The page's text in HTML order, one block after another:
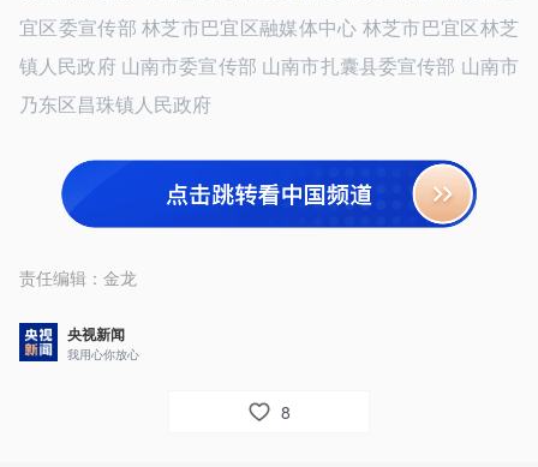
宜区委宣传部 林芝市巴宜区融媒体中心 林芝市巴宜区林芝
镇人民政府 山南市委宣传部 山南市扎囊县委宣传部 山南市
乃东区昌珠镇人民政府
责任编辑： 金龙
央视新闻
我用心你放心
8